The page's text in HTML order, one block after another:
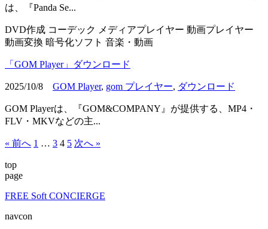
は、『Panda Se...
DVD作成 コーデック メディアプレイヤー 動画プレイヤー
動画変換 暗号化ソフト 音楽・動画
「GOM Player」ダウンロード
2025/10/8 GOM Player, gom プレイヤー, ダウンロード
GOM Playerは、『GOM&COMPANY』が提供する、MP4・
FLV・MKVなどの主...
« 前へ 1 … 3 4 5 次へ »
top
page
FREE Soft CONCIERGE
navcon